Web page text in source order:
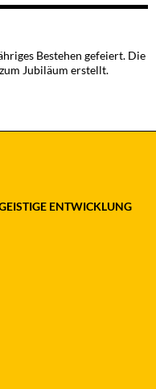
Bestehen gefeiert. Die
Jubiläum erstellt.
ENTWICKLUNG